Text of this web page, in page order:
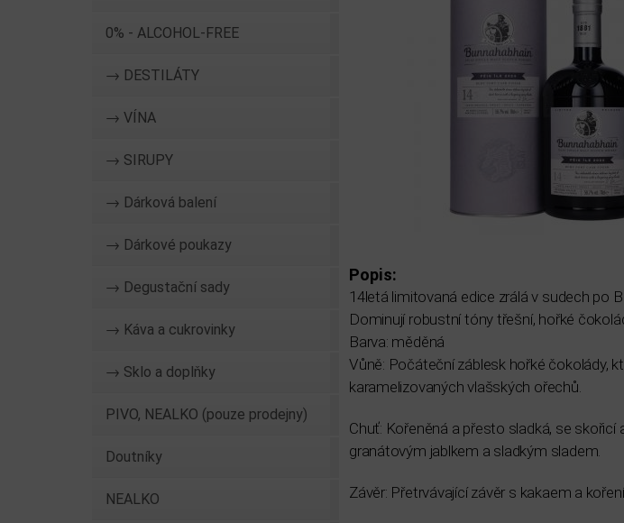
0% - ALCOHOL-FREE
→ DESTILÁTY
→ VÍNA
→ SIRUPY
→ Dárková balení
→ Dárkové poukazy
→ Degustační sady
→ Káva a cukrovinky
→ Sklo a doplňky
PIVO, NEALKO (pouze prodejny)
Doutníky
NEALKO
Popis:
14letá limitovaná edice zrálá v sudech po
Dominují robustní tóny třešní, hořké
Barva: měděná
Vůně: Počáteční záblesk hořké čokolády,
karamelizovaných vlašských ořechů.
Chuť: Kořeněná a přesto sladká, se
granátovým jablkem a sladkým sladem.
Závěr: Přetrvávající závěr s kakaem a